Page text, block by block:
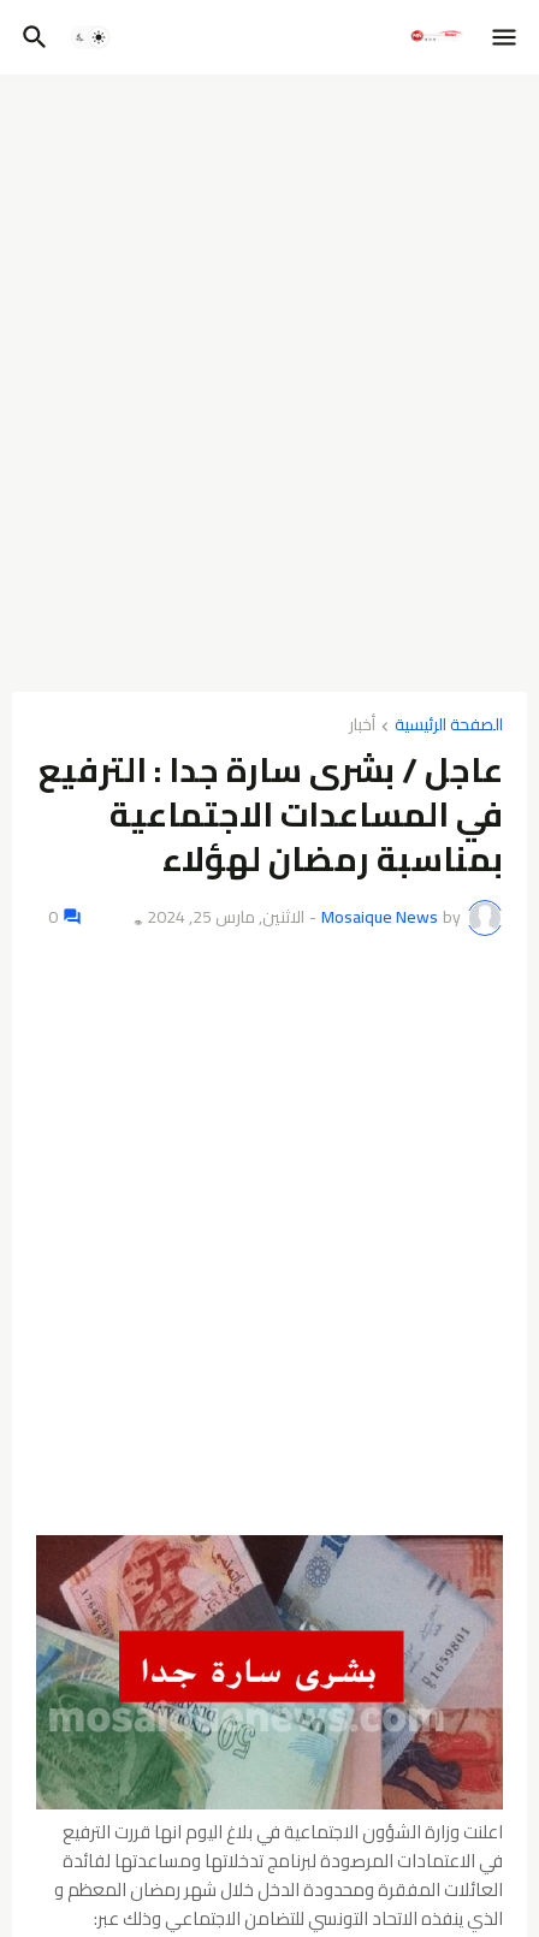
الصفحة الرئيسية أخبار
عاجل / بشرى سارة جدا : الترفيع
في المساعدات الاجتماعية
بمناسبة رمضان لهؤلاء
by
Mosaique News
- الاثنين, مارس 25, 2024 👁️
0
اعلنت وزارة الشؤون الاجتماعية في بلاغ اليوم انها قررت الترفيع
في الاعتمادات المرصودة لبرنامج تدخلاتها ومساعدتها لفائدة
العائلات المفقرة ومحدودة الدخل خلال شهر رمضان المعظم و
الذي ينفذه الاتحاد التونسي للتضامن الاجتماعي وذلك عبر: